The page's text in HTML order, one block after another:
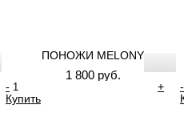
ПОНОЖИ MELONY
1 800 руб.
-
+
Купить
-